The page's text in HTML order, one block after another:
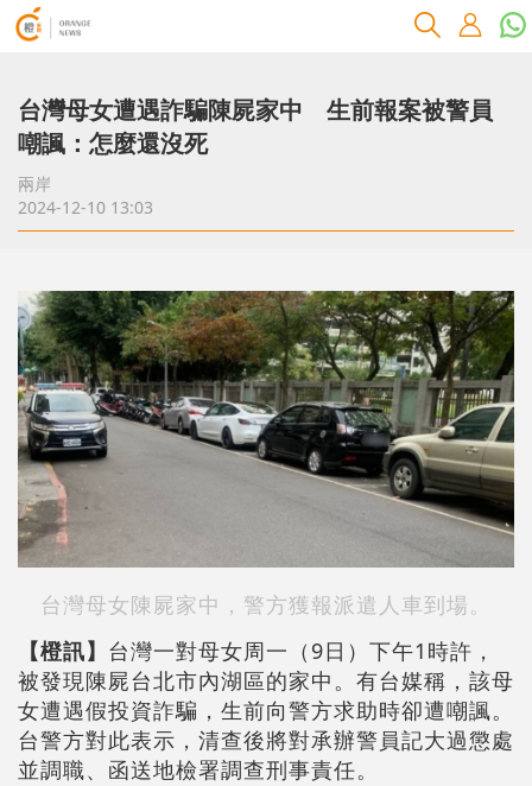
台灣母女遭遇詐騙陳屍家中 生前報案被警員
嘲諷：怎麼還沒死
兩岸
2024-12-10 13:03
台灣母女陳屍家中，警方獲報派遣人車到場。
【橙訊】 台灣一對母女周一（9日）下午1時許，
被發現陳屍台北市內湖區的家中。有台媒稱，該母
女遭遇假投資詐騙，生前向警方求助時卻遭嘲諷。
台警方對此表示，清查後將對承辦警員記大過懲處
並調職、函送地檢署調查刑事責任。